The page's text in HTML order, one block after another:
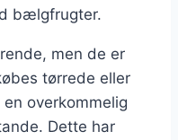
bælgfrugter.
men de er
tørrede eller
overkommelig
Dette har